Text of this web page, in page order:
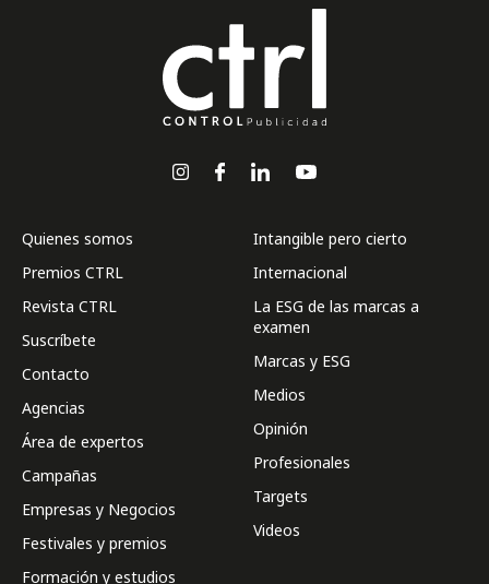
Quienes somos
Premios CTRL
Revista CTRL
Suscríbete
Contacto
Agencias
Área de expertos
Campañas
Empresas y Negocios
Festivales y premios
Formación y estudios
Intangible pero cierto
Internacional
La ESG de las marcas a
examen
Marcas y ESG
Medios
Opinión
Profesionales
Targets
Videos